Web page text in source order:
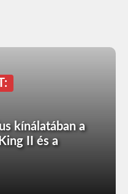
kínálatában a
II és a